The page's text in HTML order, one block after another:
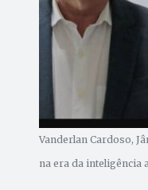
Vanderlan Cardoso,
na era da inteligência